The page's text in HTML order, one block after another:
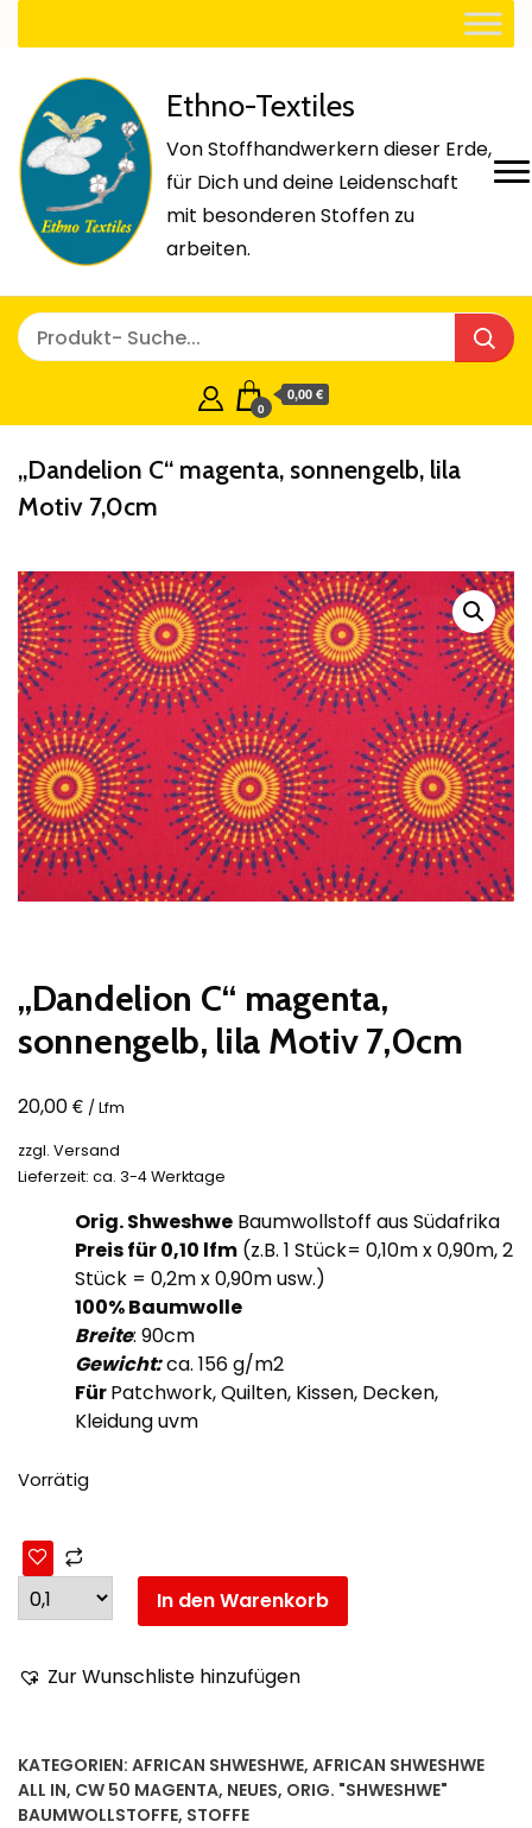
Ethno-Textiles
Von Stoffhandwerkern dieser Erde,
für Dich und deine Leidenschaft
mit besonderen Stoffen zu
arbeiten.
0
0,00 €
„Dandelion C“ magenta, sonnengelb, lila
Motiv 7,0cm
„Dandelion C“ magenta,
sonnengelb, lila Motiv 7,0cm
20,00€ / Lfm
zzgl. Versand
Lieferzeit: ca. 3-4 Werktage
Orig. Shweshwe Baumwollstoff aus Südafrika
Preis für 0,10 lfm (z.B. 1 Stück= 0,10m x 0,90m, 2
Stück = 0,2m x 0,90m usw.)
100% Baumwolle
Breite: 90cm
Gewicht:ca. 156 g/m2
FürPatchwork, Quilten, Kissen, Decken,
Kleidung uvm
Vorrätig
In den Warenkorb
Zur Wunschliste hinzufügen
KATEGORIEN: AFRICAN SHWESHWE, AFRICAN SHWESHWE
ALL IN, CW 50 MAGENTA, NEUES, ORIG. "SHWESHWE"
BAUMWOLLSTOFFE, STOFFE